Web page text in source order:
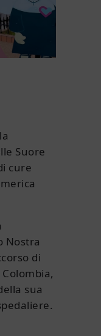
Suore
cure
Nostra
di
sua